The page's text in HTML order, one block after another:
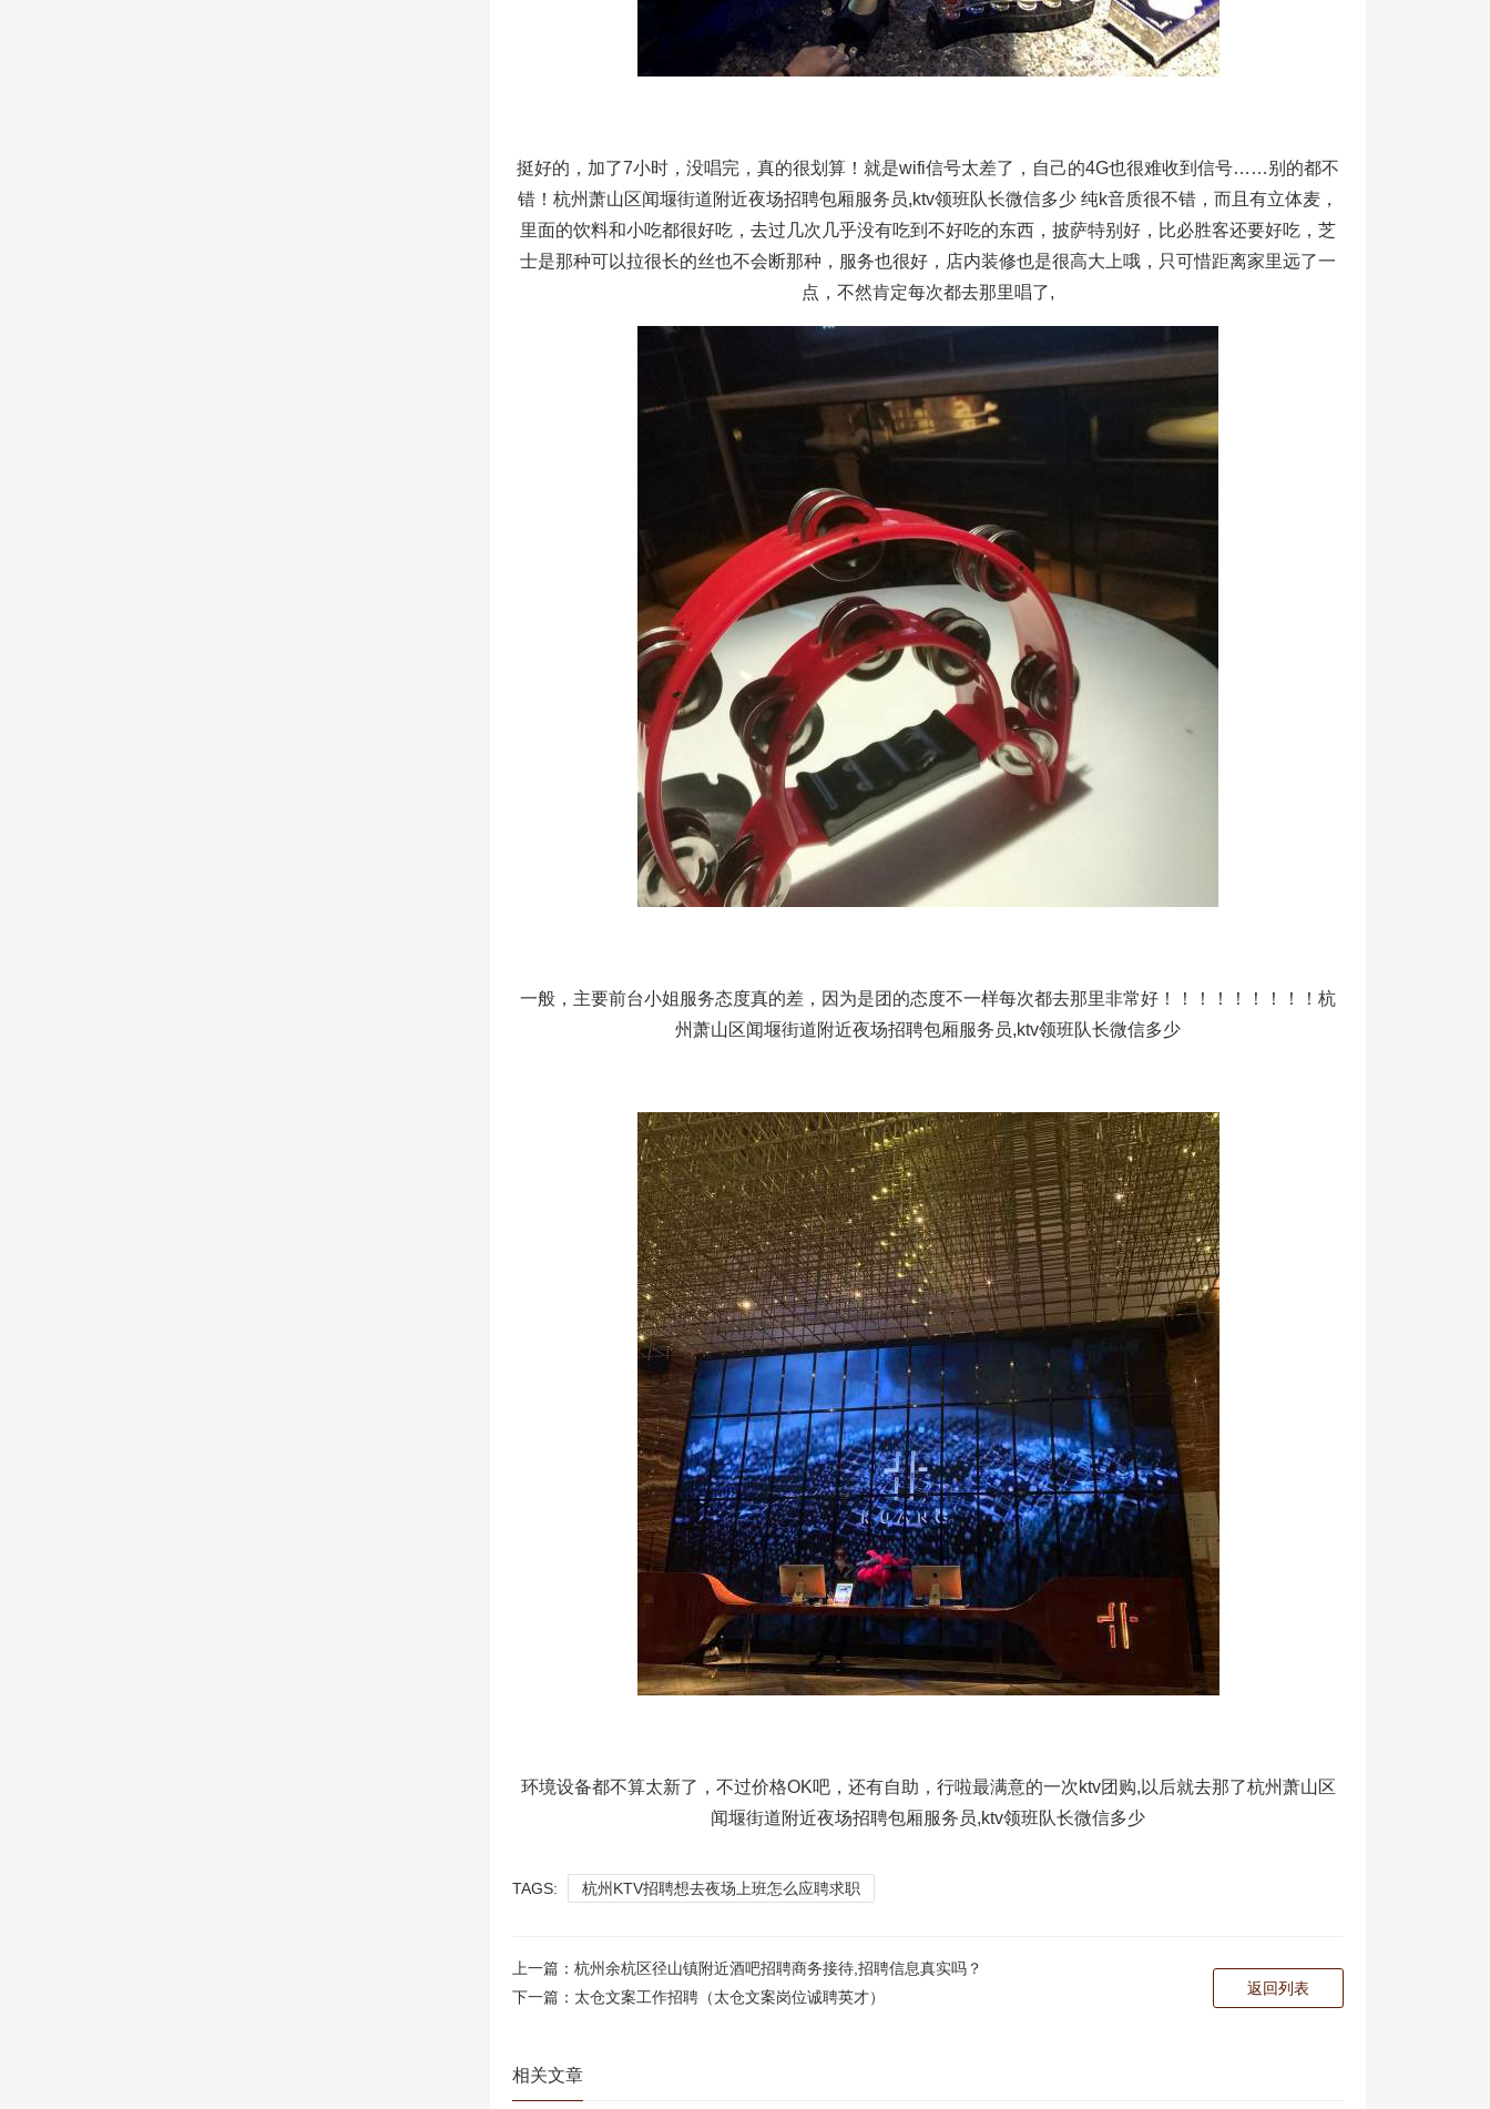
挺好的，加了7小时，没唱完，真的很划算！就是wifi信号太差了，自己的4G也很难收到信号……别的都不
错！杭州萧山区闻堰街道附近夜场招聘包厢服务员,ktv领班队长微信多少 纯k音质很不错，而且有立体麦，
里面的饮料和小吃都很好吃，去过几次几乎没有吃到不好吃的东西，披萨特别好，比必胜客还要好吃，芝
士是那种可以拉很长的丝也不会断那种，服务也很好，店内装修也是很高大上哦，只可惜距离家里远了一
点，不然肯定每次都去那里唱了,
一般，主要前台小姐服务态度真的差，因为是团的态度不一样每次都去那里非常好！！！！！！！！！杭
州萧山区闻堰街道附近夜场招聘包厢服务员,ktv领班队长微信多少
环境设备都不算太新了，不过价格OK吧，还有自助，行啦最满意的一次ktv团购,以后就去那了杭州萧山区
闻堰街道附近夜场招聘包厢服务员,ktv领班队长微信多少
TAGS: 杭州KTV招聘想去夜场上班怎么应聘求职
返回列表
上一篇： 杭州余杭区径山镇附近酒吧招聘商务接待,招聘信息真实吗？
下一篇： 太仓文案工作招聘（太仓文案岗位诚聘英才）
相关文章